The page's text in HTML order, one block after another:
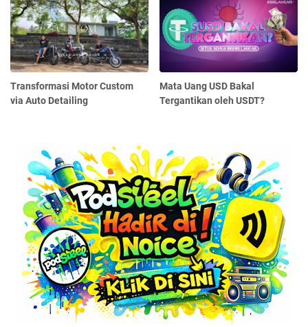
Transformasi Motor Custom
via Auto Detailing
Mata Uang USD Bakal
Tergantikan oleh USDT?